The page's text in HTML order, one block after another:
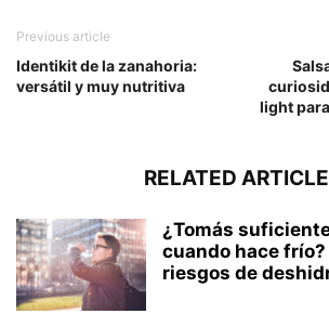
Previous article
Identikit de la zanahoria:
versátil y muy nutritiva
light
RELATED
¿Tomás
cuando hace frío?
riesgos de